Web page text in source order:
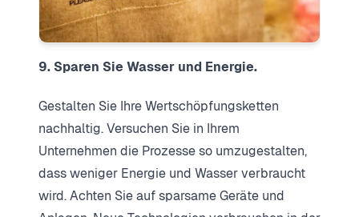
9. Sparen Sie Wasser und Energie.
Gestalten Sie Ihre Wertschöpfungsketten
nachhaltig. Versuchen Sie in Ihrem
Unternehmen die Prozesse so umzugestalten,
dass weniger Energie und Wasser verbraucht
wird. Achten Sie auf sparsame Geräte und